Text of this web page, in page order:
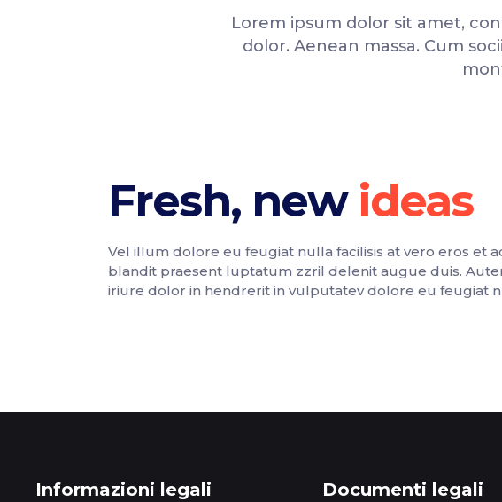
Lorem ipsum dolor sit amet,
dolor. Aenean massa. Cum
Fresh, new
Vel illum dolore eu feugiat nulla facilisis at vero eros et
blandit praesent luptatum zzril delenit augue duis.
iriure dolor in hendrerit in vulputatev dolore eu feugiat
Informazioni legali Documenti legali